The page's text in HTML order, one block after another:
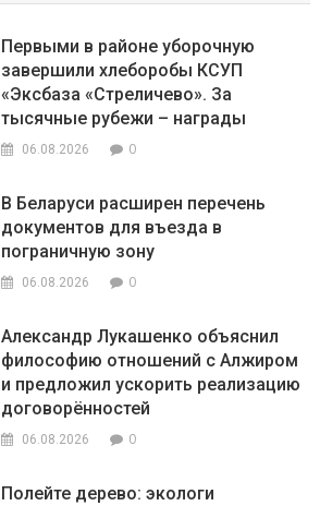
Первыми в районе уборочную
завершили хлеборобы КСУП
«Эксбаза «Стреличево». За
тысячные рубежи – награды
06.08.2026 0
В Беларуси расширен перечень
документов для въезда в
пограничную зону
06.08.2026 0
Александр Лукашенко объяснил
философию отношений с Алжиром
и предложил ускорить реализацию
договорённостей
06.08.2026 0
Полейте дерево: экологи